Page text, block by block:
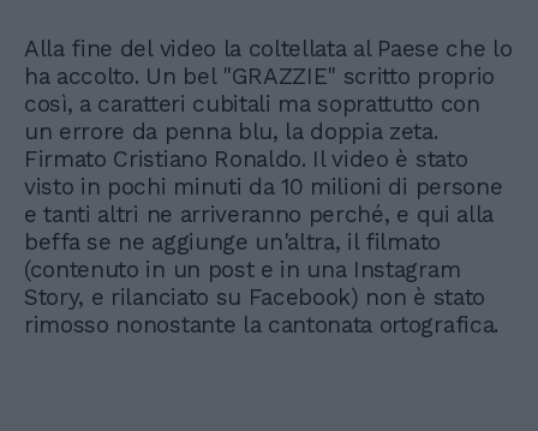
Alla fine del video la coltellata al Paese che lo
ha accolto. Un bel "GRAZZIE" scritto proprio
così, a caratteri cubitali ma soprattutto con
un errore da penna blu, la doppia zeta.
Firmato Cristiano Ronaldo. Il video è stato
visto in pochi minuti da 10 milioni di persone
e tanti altri ne arriveranno perché, e qui alla
beffa se ne aggiunge un'altra, il filmato
(contenuto in un post e in una Instagram
Story, e rilanciato su Facebook) non è stato
rimosso nonostante la cantonata ortografica.